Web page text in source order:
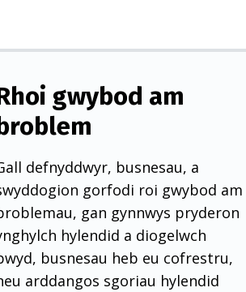
gwybod am
defnyddwyr, busnesau, a
gorfodi roi gwybod am
gan gynnwys pryderon
hylendid a diogelwch
busnesau heb eu cofrestru,
arddangos sgoriau hylendid